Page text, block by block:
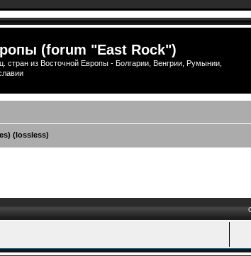
(forum "East Rock")
из Восточной Европы - Болгарии, Венгрии, Румынии,
(lossless)